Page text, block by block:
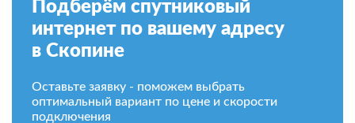
Подберём спутниковый
интернет по вашему адресу
в Скопине
Оставьте заявку - поможем выбрать
оптимальный вариант по цене и скорости
подключения